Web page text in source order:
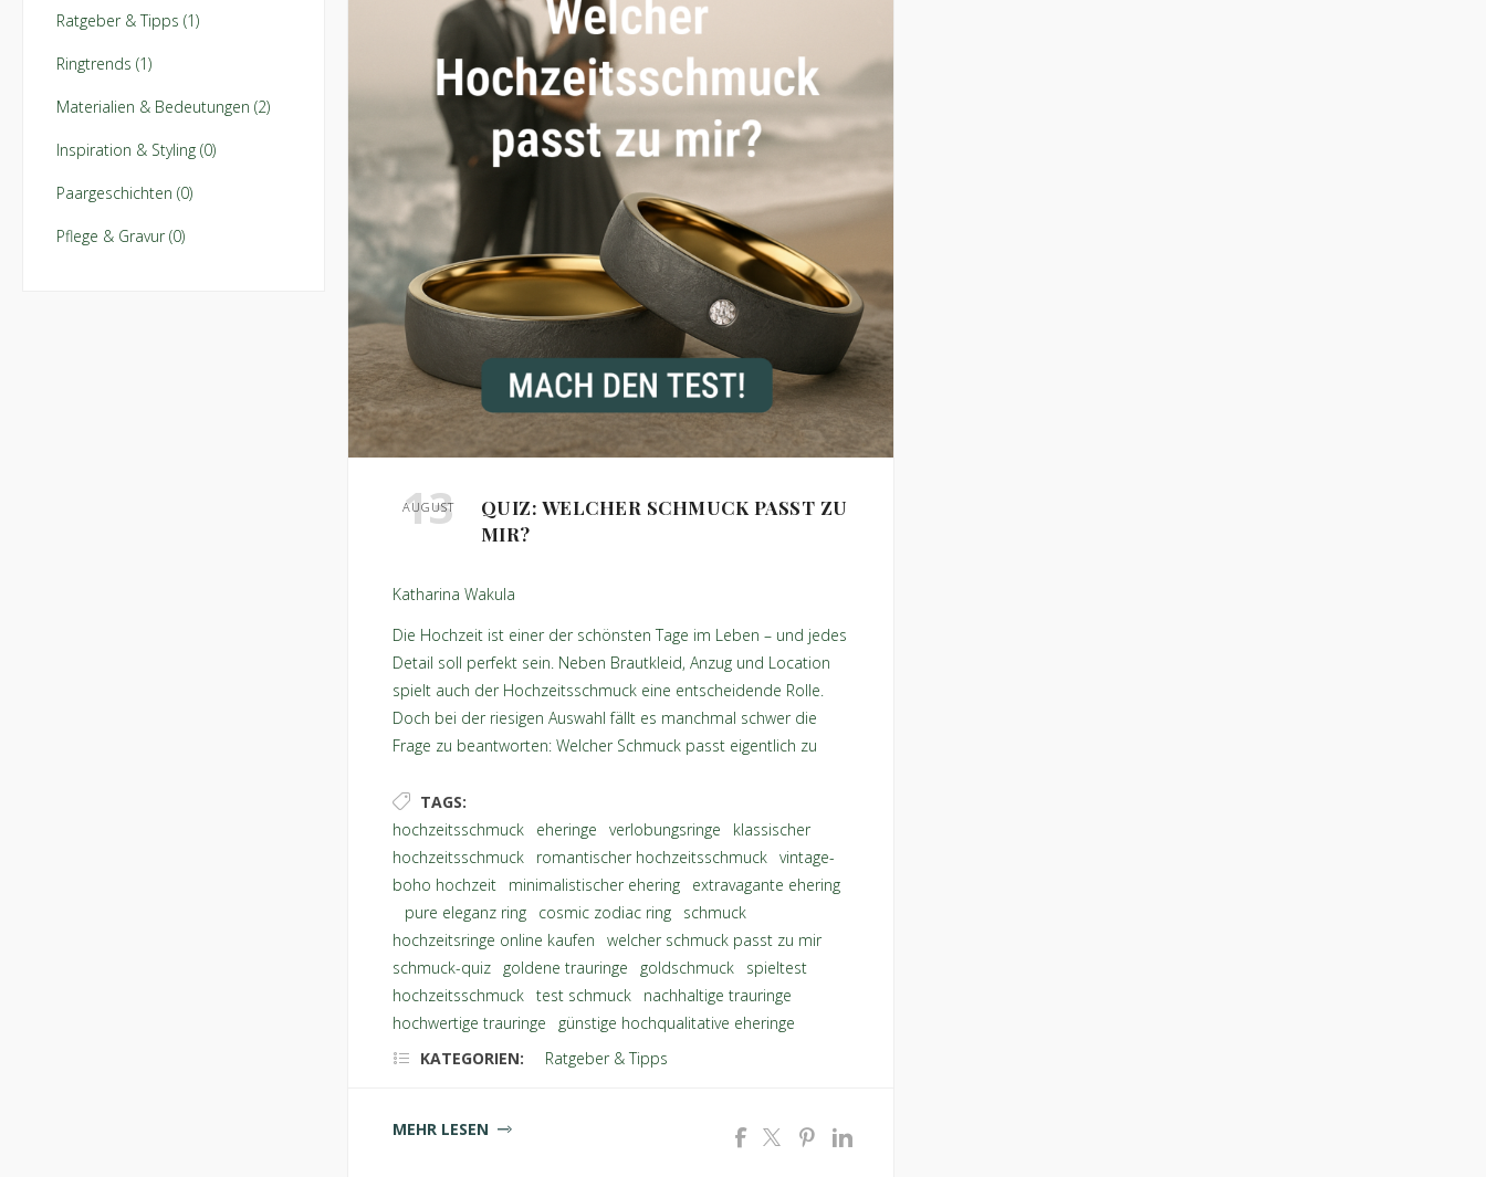
13
AUGUST
QUIZ: WELCHER SCHMUCK PASST ZU
MIR?
Katharina Wakula
Die Hochzeit ist einer der schönsten Tage im Leben – und jedes
Detail soll perfekt sein. Neben Brautkleid, Anzug und Location
spielt auch der Hochzeitsschmuck eine entscheidende Rolle.
Doch bei der riesigen Auswahl fällt es manchmal schwer die
Frage zu beantworten: Welcher Schmuck passt eigentlich zu
TAGS:
hochzeitsschmuck
eheringe verlobungsringe
klassischer
hochzeitsschmuck
romantischer hochzeitsschmuck vintage-
boho hochzeit
minimalistischer ehering
extravagante ehering
pure eleganz ring cosmic zodiac ring
schmuck
hochzeitsringe online kaufen
welcher schmuck passt zu mir
schmuck-quiz
goldene trauringe goldschmuck
spieltest
hochzeitsschmuck test schmuck nachhaltige trauringe
hochwertige trauringe
günstige hochqualitative eheringe
KATEGORIEN:
Ratgeber & Tipps
MEHR LESEN
Ratgeber & Tipps (1)
Ringtrends (1)
Materialien & Bedeutungen (2)
Inspiration & Styling (0)
Paargeschichten (0)
Pflege & Gravur (0)